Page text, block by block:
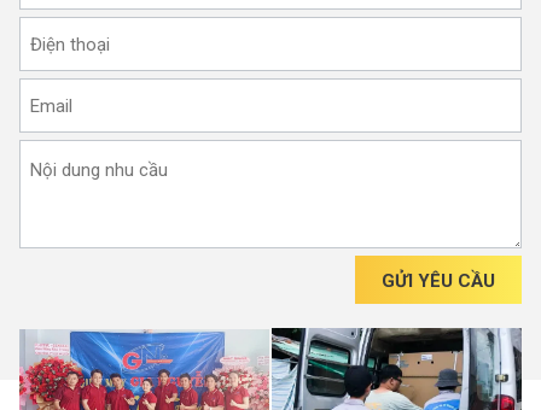
GỬI YÊU CẦU